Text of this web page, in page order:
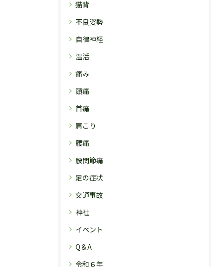
猫背
不良姿勢
自律神経
温活
痛み
頭痛
首痛
肩こり
腰痛
股関節痛
足の症状
交通事故
神社
イベント
Q＆A
令和６年